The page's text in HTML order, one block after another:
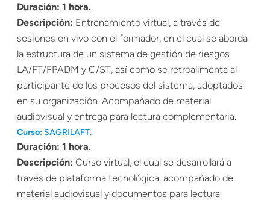
Duración: 1 hora.
Descripción: Entrenamiento virtual, a través de
sesiones en vivo con el formador, en el cual se aborda
la estructura de un sistema de gestión de riesgos
LA/FT/FPADM y C/ST, así como se retroalimenta al
participante de los procesos del sistema, adoptados
en su organización. Acompañado de material
audiovisual y entrega para lectura complementaria.
Curso: SAGRILAFT.
Duración: 1 hora.
Descripción: Curso virtual, el cual se desarrollará a
través de plataforma tecnológica, acompañado de
material audiovisual y documentos para lectura